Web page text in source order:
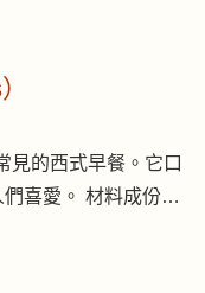
見的西式早餐。它口
們喜愛。 材料成份…